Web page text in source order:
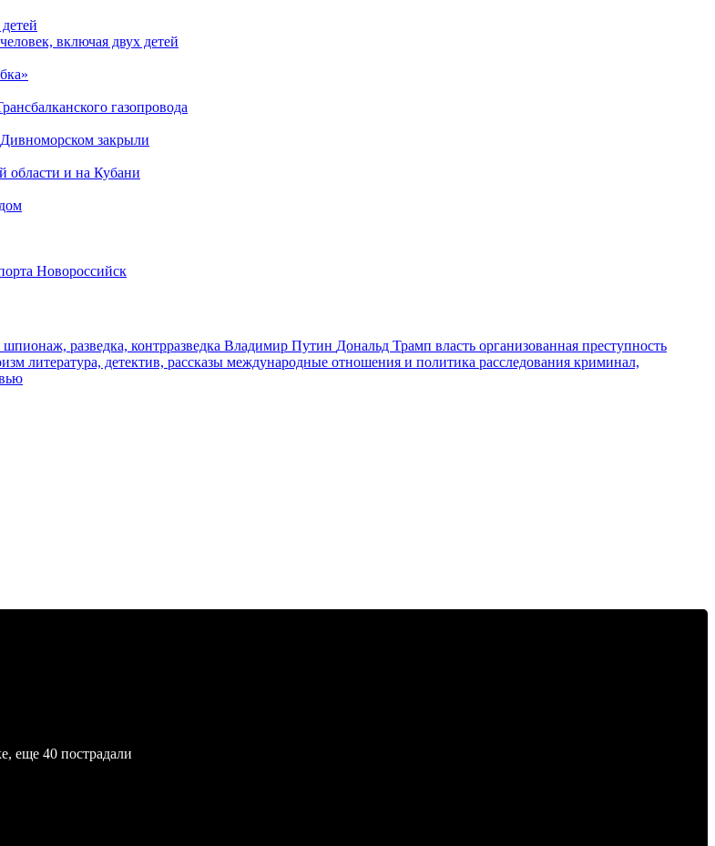
включая двух детей
газопровода
закрыли
области и на Кубани
Новороссийск
шпионаж, разведка, контрразведка Владимир Путин Дональд Трамп власть организованная преступность
литература, детектив, рассказы международные отношения и политика расследования криминал,
еще 40 пострадали